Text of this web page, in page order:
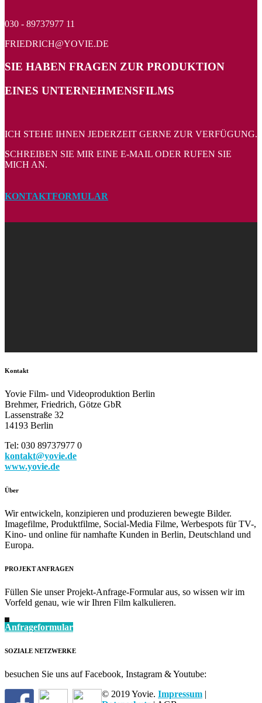
030 - 89737977 11
FRIEDRICH@YOVIE.DE
SIE HABEN FRAGEN ZUR PRODUKTION
EINES UNTERNEHMENSFILMS
ICH STEHE IHNEN JEDERZEIT GERNE ZUR VERFÜGUNG.
SCHREIBEN SIE MIR EINE E-MAIL ODER RUFEN SIE
MICH AN.
KONTAKTFORMULAR
Kontakt
Yovie Film- und Videoproduktion Berlin
Brehmer, Friedrich, Götze GbR
Lassenstraße 32
14193 Berlin
Tel: 030 89737977 0
kontakt@yovie.de
www.yovie.de
Über
Wir entwickeln, konzipieren und produzieren bewegte Bilder.
Imagefilme, Produktfilme, Social-Media Filme, Werbespots für TV-,
Kino- und online für namhafte Kunden in Berlin, Deutschland und
Europa.
PROJEKT ANFRAGEN
Füllen Sie unser Projekt-Anfrage-Formular aus, so wissen wir im
Vorfeld genau, wie wir Ihren Film kalkulieren.
Anfrageformular
SOZIALE NETZWERKE
besuchen Sie uns auf Facebook, Instagram & Youtube:
© 2019 Yovie. Impressum |